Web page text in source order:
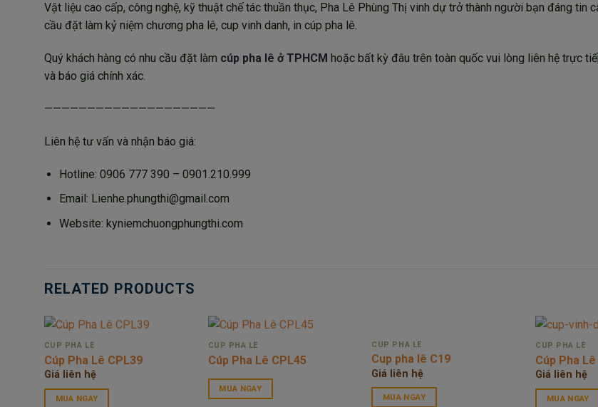
Vật liệu cao cấp, công nghệ, kỹ thuật chế tác thuần thục, Pha Lê Phùng Thị vinh dự trở thành người bạn đáng tin
cầu đặt làm kỷ niệm chương pha lê, cup vinh danh, in cúp pha lê.
Quý khách hàng có nhu cầu đặt làm cúp pha lê ở TPHCM hoặc bất kỳ đâu trên toàn quốc vui lòng liên hệ trực
và báo giá chính xác.
————————————————————
Liên hệ tư vấn và nhận báo giá:
Hotline: 0906 777 390 – 0901.210.999
Email: Lienhe.phungthi@gmail.com
Website: kyniemchuongphungthi.com
RELATED PRODUCTS
CÚP PHA LÊ
Cúp Pha Lê CPL39
Giá liên hệ
MUA NGAY
CÚP PHA LÊ
Cúp Pha Lê CPL45
MUA NGAY
CÚP PHA LÊ
Cup pha lê C19
Giá liên hệ
MUA NGAY
CÚP PHA LÊ
Cúp Pha Lê
Giá liên hệ
MUA NGAY